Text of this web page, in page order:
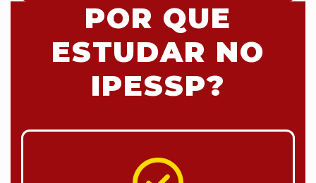
POR QUE
ESTUDAR NO
IPESSP?